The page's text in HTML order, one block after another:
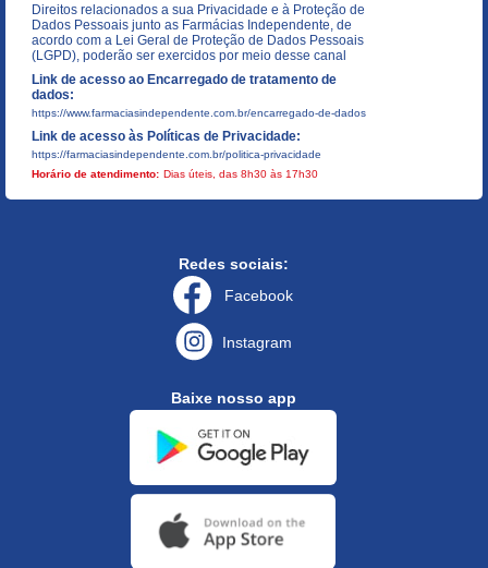
Direitos relacionados a sua Privacidade e à Proteção de
Dados Pessoais junto as Farmácias Independente, de
acordo com a Lei Geral de Proteção de Dados Pessoais
(LGPD), poderão ser exercidos por meio desse canal
Link de acesso ao Encarregado de tratamento de
dados:
https://www.farmaciasindependente.com.br/encarregado-de-dados
Link de acesso às Políticas de Privacidade:
https://farmaciasindependente.com.br/politica-privacidade
Horário de atendimento: Dias úteis, das 8h30 às 17h30
Redes sociais:
Facebook
Instagram
Baixe nosso app